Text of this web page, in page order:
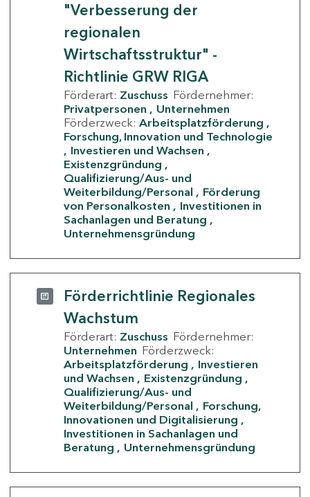
"Verbesserung der
regionalen
Wirtschaftsstruktur" -
Richtlinie GRW RIGA
Förderart: Zuschuss Fördernehmer:
Privatpersonen
Unternehmen
Förderzweck: Arbeitsplatzförderung
Forschung, Innovation und Technologie
Investieren und Wachsen
Existenzgründung
Qualifizierung/Aus- und
Weiterbildung/Personal
Förderung
von Personalkosten
Investitionen in
Sachanlagen und Beratung
Unternehmensgründung
Förderrichtlinie Regionales
Wachstum
Förderart: Zuschuss Fördernehmer:
Unternehmen Förderzweck:
Arbeitsplatzförderung
Investieren
und Wachsen
Existenzgründung
Qualifizierung/Aus- und
Weiterbildung/Personal
Forschung,
Innovationen und Digitalisierung
Investitionen in Sachanlagen und
Beratung
Unternehmensgründung